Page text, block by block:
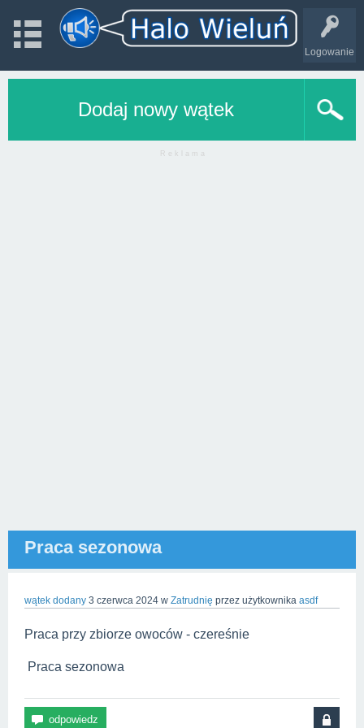
Logowanie
Dodaj nowy wątek
R e k l a m a
Praca sezonowa
wątek dodany 3 czerwca 2024 w Zatrudnię przez użytkownika asdf
Praca przy zbiorze owoców - czereśnie
Praca sezonowa